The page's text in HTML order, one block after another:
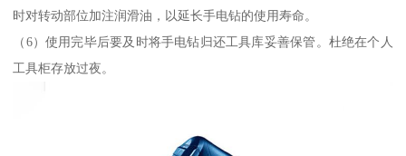
时对转动部位加注润滑油，以延长手电钻的使用寿命。
（6）使用完毕后要及时将手电钻归还工具库妥善保管。杜绝在个人
工具柜存放过夜。